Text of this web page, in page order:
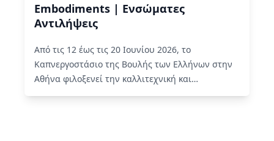
Embodiments | Ενσώματες
Αντιλήψεις
Από τις 12 έως τις 20 Ιουνίου 2026, το
Καπνεργοστάσιο της Βουλής των Ελλήνων στην
Αθήνα φιλοξενεί την καλλιτεχνική και